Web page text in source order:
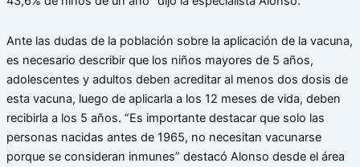
Ante las dudas de la población sobre la aplicación de la vacuna,
es necesario describir que los niños mayores de 5 años,
adolescentes y adultos deben acreditar al menos dos dosis de
esta vacuna, luego de aplicarla a los 12 meses de vida, deben
recibirla a los 5 años. “Es importante destacar que solo las
personas nacidas antes de 1965, no necesitan vacunarse
porque se consideran inmunes” destacó Alonso desde el área